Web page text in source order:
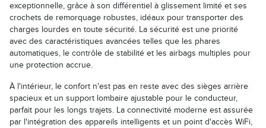
exceptionnelle, grâce à son différentiel à glissement limité et ses
crochets de remorquage robustes, idéaux pour transporter des
charges lourdes en toute sécurité. La sécurité est une priorité
avec des caractéristiques avancées telles que les phares
automatiques, le contrôle de stabilité et les airbags multiples pour
une protection accrue.
À l'intérieur, le confort n'est pas en reste avec des sièges arrière
spacieux et un support lombaire ajustable pour le conducteur,
parfait pour les longs trajets. La connectivité moderne est assurée
par l'intégration des appareils intelligents et un point d'accès WiFi,